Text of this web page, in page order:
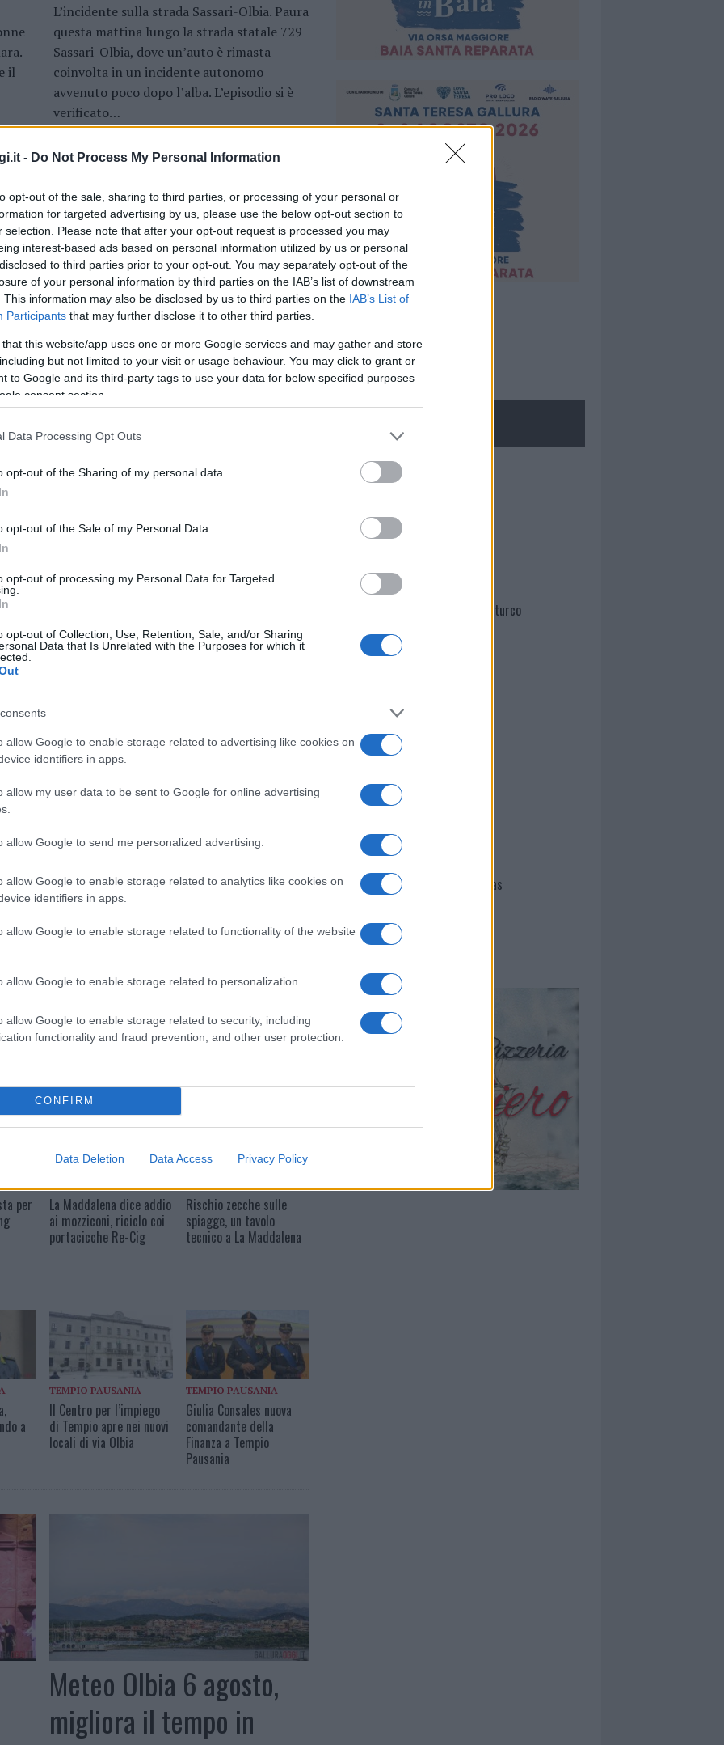
- Do Not Process My Personal Information
opt-out of the sale, sharing to third parties, or processing of your personal or
for targeted advertising by us, please use the below opt-out section to
selection. Please note that after your opt-out request is processed you may
interest-based ads based on personal information utilized by us or personal
to third parties prior to your opt-out. You may separately opt-out of the
of your personal information by third parties on the IAB’s list of downstream
This information may also be disclosed by us to third parties on the IAB’s List of
Participants that may further disclose it to other third parties.
that this website/app uses one or more Google services and may gather and store
but not limited to your visit or usage behaviour. You may click to grant or
to Google and its third-party tags to use your data for below specified purposes
consent section.
Data Processing Opt Outs
opt-out of the Sharing of my personal data.
opt-out of the Sale of my Personal Data.
opt-out of processing my Personal Data for Targeted
opt-out of Collection, Use, Retention, Sale, and/or Sharing
Data that Is Unrelated with the Purposes for which it
allow Google to enable storage related to advertising like cookies on
identifiers in apps.
allow my user data to be sent to Google for online advertising
allow Google to send me personalized advertising.
allow Google to enable storage related to analytics like cookies on
identifiers in apps.
allow Google to enable storage related to functionality of the website
allow Google to enable storage related to personalization.
allow Google to enable storage related to security, including
functionality and fraud prevention, and other user protection.
CONFIRM
Data Deletion Data Access Privacy Policy
il
L’incidente sulla strada Sassari-Olbia. Paura
questa mattina lungo la strada statale 729
Sassari-Olbia, dove un’auto è rimasta
coinvolta in un incidente autonomo
avvenuto poco dopo l’alba. L’episodio si è
verificato…
a
OLBIA
Olbia, a San Simplicio
nasce un’area pedonale
OLBIA
Poste, nessuna pausa
estiva a Olbia: uffici
il riciclo della plastica,
cosa c’è da sapere
tetrapak ad Arzachena:
guida al corretto
di
Nuovi posti auto in via
provvisorio a La
Maddalena
A La Maddalena nuovi posti auto in via La
prima della fine dei lavori Nuovi posti auto
della…
CONTINUA A LEGGERE »
per
La Maddalena dice addio
ai mozziconi, riciclo coi
portacicche Re-Cig
Rischio zecche sulle
spiagge, un tavolo
tecnico a La Maddalena
a
TEMPIO PAUSANIA
Il Centro per l’impiego
di Tempio apre nei nuovi
locali di via Olbia
TEMPIO PAUSANIA
Giulia Consales nuova
comandante della
Finanza a Tempio
Pausania
Meteo Olbia 6 agosto,
migliora il tempo in
Mario Malu
Paolo Pinna
Martina Agostina Diturco
I nostri cari
Giovannimaria Cabras